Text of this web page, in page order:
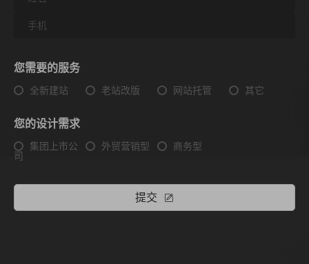
您需要的服务
全新建站 老站改版 网站托管 其它
您的设计需求
集团上市公
司
外贸营销型 商务型
提交